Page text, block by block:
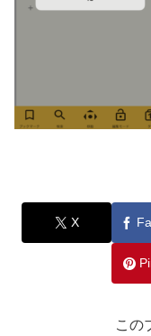
X
この